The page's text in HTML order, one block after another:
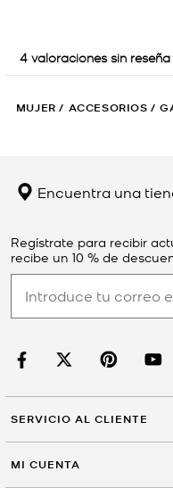
MUJER / ACCESORIOS /
Encuentra una
Regístrate para recibir
recibe un 10 % de
SERVICIO AL CLIENTE
MI CUENTA